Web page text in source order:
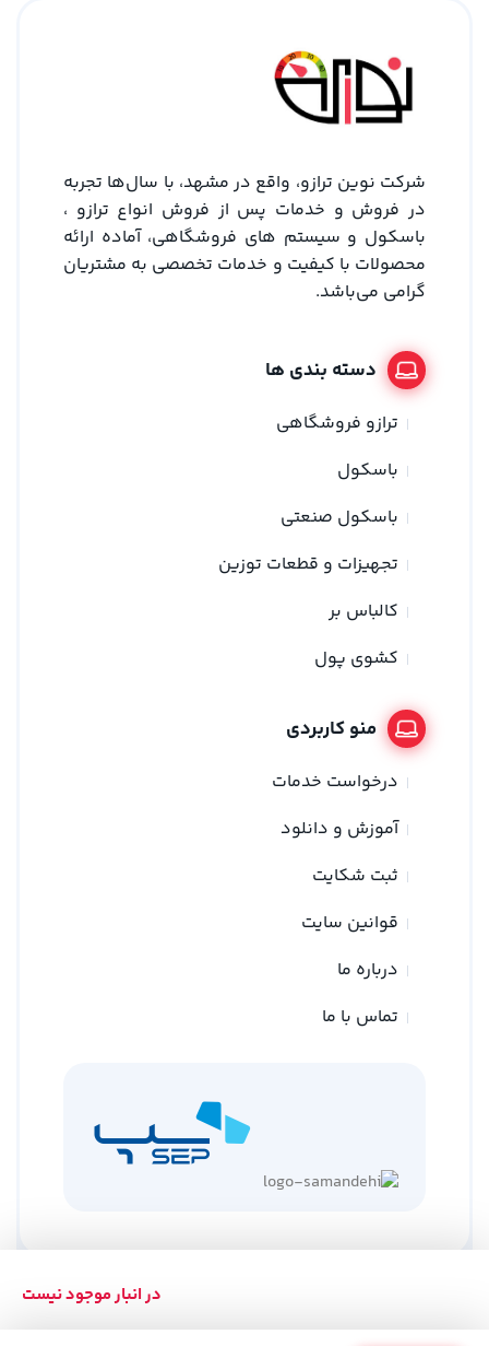
در انبار موجود نیست
شرکت نوین ترازو، واقع در مشهد، با سال‌ها تجربه
در فروش و خدمات پس از فروش انواع ترازو ،
باسکول و سیستم های فروشگاهی، آماده ارائه
محصولات با کیفیت و خدمات تخصصی به مشتریان
گرامی می‌باشد.
دسته بندی ها
ترازو فروشگاهی
باسکول
باسکول صنعتی
تجهیزات و قطعات توزین
کالباس بر
کشوی پول
منو کاربردی
درخواست خدمات
آموزش و دانلود
ثبت شکایت
قوانین سایت
درباره ما
تماس با ما